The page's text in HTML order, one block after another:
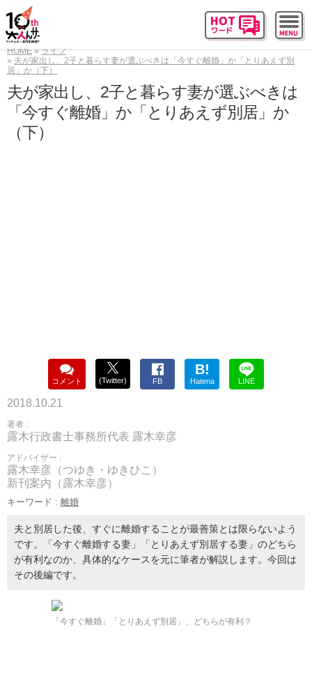
HOME
ライフ
夫が家出し、2子と暮らす妻が選ぶべきは「今すぐ離婚」か「とりあえず別
居」か（下）
夫が家出し、2子と暮らす妻が選ぶべきは
「今すぐ離婚」か「とりあえず別居」か
（下）
コメント (Twitter) FB
B!
Hatena LINE
2018.10.21
著者 :
露木行政書士事務所代表 露木幸彦
アドバイザー :
露木幸彦（つゆき・ゆきひこ）
新刊案内（露木幸彦）
キーワード : 離婚
夫と別居した後、すぐに離婚することが最善策とは限らないよう
です。「今すぐ離婚する妻」「とりあえず別居する妻」のどちら
が有利なのか、具体的なケースを元に筆者が解説します。今回は
その後編です。
「今すぐ離婚」「とりあえず別居」、どちらが有利？